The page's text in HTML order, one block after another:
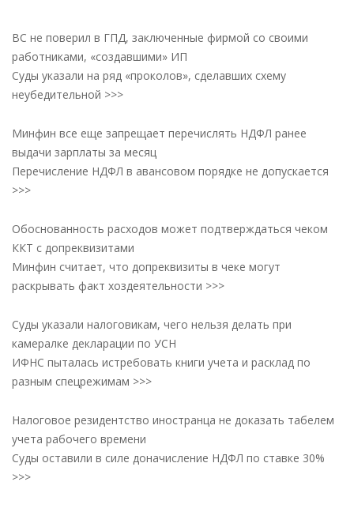
ВС не поверил в ГПД, заключенные фирмой со своими
работниками, «создавшими» ИП
Суды указали на ряд «проколов», сделавших схему
неубедительной >>>
Минфин все еще запрещает перечислять НДФЛ ранее
выдачи зарплаты за месяц
Перечисление НДФЛ в авансовом порядке не допускается
>>>
Обоснованность расходов может подтверждаться чеком
ККТ с допреквизитами
Минфин считает, что допреквизиты в чеке могут
раскрывать факт хоздеятельности >>>
Суды указали налоговикам, чего нельзя делать при
камералке декларации по УСН
ИФНС пыталась истребовать книги учета и расклад по
разным спецрежимам >>>
Налоговое резидентство иностранца не доказать табелем
учета рабочего времени
Суды оставили в силе доначисление НДФЛ по ставке 30%
>>>